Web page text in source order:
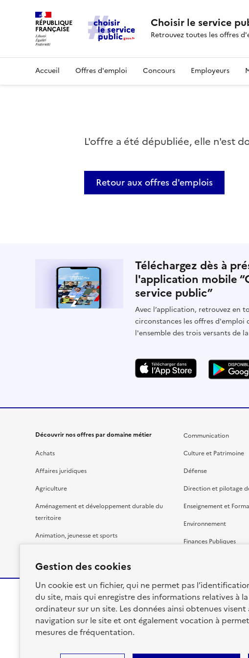
Gestion des cookies
Un cookie est un fichier, qui ne permet pas
du site, mais qui enregistre des informations relatives à
ordinateur sur un site. Les données ainsi obtenues
navigation sur le site et ont également vocation à
mesures de fréquentation.
RÉPUBLIQUE
FRANÇAISE Choisir le service
Retrouvez toutes les offres
Accueil Offres d'emploi Concours Employeurs
L'offre a été dépubliée, elle n'est
Retour aux offres d'emplois
Téléchargez dès à
l'application mobile
service public”
Avec l’application, retrouvez en
circonstances les offres d'emploi
l'ensemble des trois versants de
Découvrir nos offres par domaine métier
Achats
Affaires juridiques
Agriculture
Aménagement et développement durable du
territoire
Animation, jeunesse et sports
Communication
Culture et Patrimoine
Défense
Direction et pilotage
Enseignement et
Environnement
Finances Publiques
RÉPUBLIQUE
FRANÇAISE